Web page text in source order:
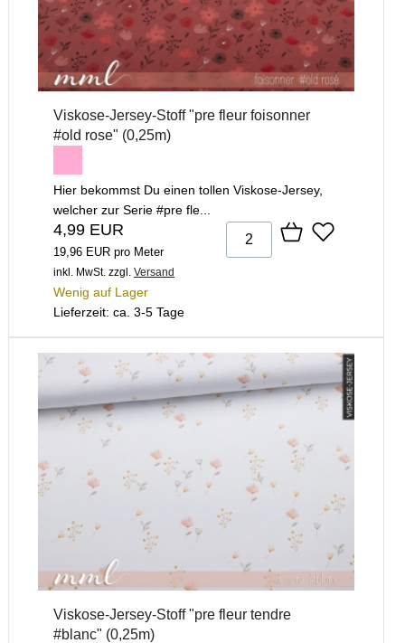
Viskose-Jersey-Stoff "pre fleur foisonner
#old rose" (0,25m)
Hier bekommst Du einen tollen Viskose-Jersey,
welcher zur Serie #pre fle...
4,99 EUR
19,96 EUR pro Meter
inkl. MwSt. zzgl. Versand
Wenig auf Lager
Lieferzeit: ca. 3-5 Tage
Viskose-Jersey-Stoff "pre fleur tendre
#blanc" (0,25m)